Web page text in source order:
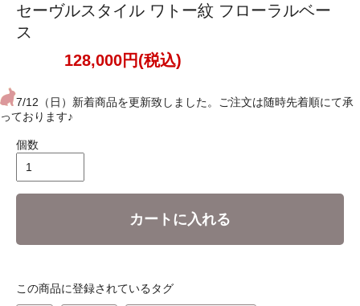
セーヴルスタイル ワトー紋 フローラルベー
ス
128,000円(税込)
7/12（日）新着商品を更新致しました。ご注文は随時先着順にて承
っております♪
個数
カートに入れる
この商品に登録されているタグ